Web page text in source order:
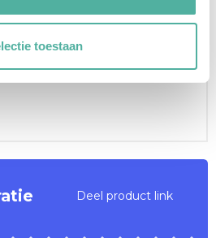
toestaan
Deel product link